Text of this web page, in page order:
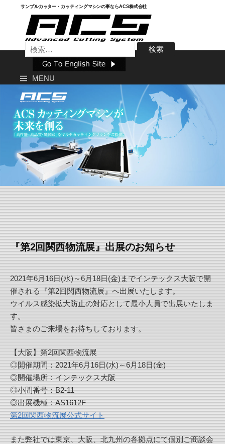
サンプルカッター・カッティングマシンの事ならACS株式会社
検
索:
MENU
『第2回関西物流展』出展のお知らせ
2021年6月16日(水)～6月18日(金)までインテックス大阪で開
催される『第2回関西物流展』へ出展いたします。
ウイルス感染拡大防止の対応として最小人員で出展いたしま
す。
皆さまのご来場をお待ちしております。
【大阪】第2回関西物流展
◎開催期間：2021年6月16日(水)～6月18日(金)
◎開催場所：インテックス大阪
◎小間番号：B2-11
◎出展機種：AS1612F
第2回関西物流展公式サイト
また弊社では東京、大阪、北九州の各拠点にて個別ご商談会